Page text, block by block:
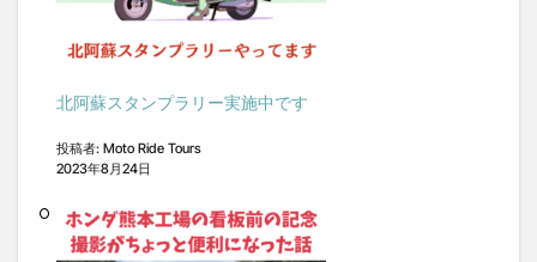
北阿蘇スタンプラリー実施中です
投稿者: Moto Ride Tours
2023年8月24日